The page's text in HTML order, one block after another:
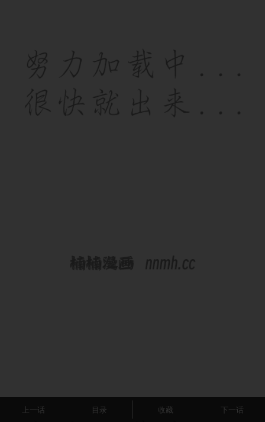
上一话 目录 收藏 下一话